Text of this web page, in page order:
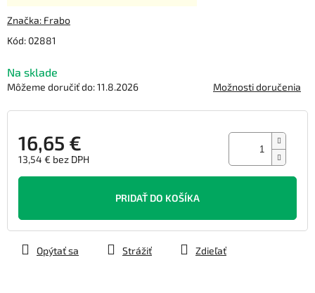
Kód: 02881
Na sklade
Môžeme doručiť do:11.8.2026 Možnosti doručenia
16,65 €
13,54 € bez DPH
Jednotková
PRIDAŤ DO KOŠÍKA
Opýtať sa Strážiť Zdieľať
produktu
0,0
5
hviezdičiek.
Značka: Frabo